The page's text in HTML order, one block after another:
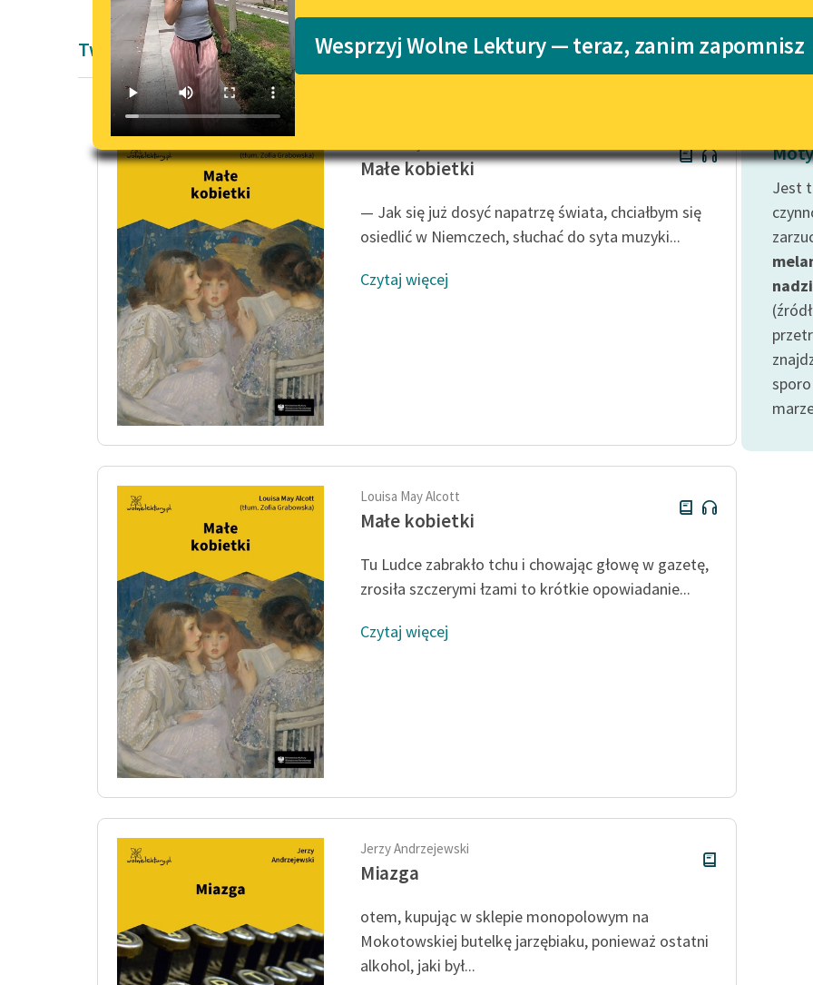
Lektury szkolne i klasyka
literatury do słuchania dla
E-kolekcja lektur szkolnych i
literatury do słuchania dla
niepełnosprawnościami
Feministyczne inspiracje.
Popularyzacja skandynawskiej
Katalog
Katalog w
Wesprzyj Wolne Lektury — teraz, zanim zapomnisz
Twórczość
Małe kobietki
— Jak się już dosyć napatrzę świata, chciałbym się
osiedlić w Niemczech, słuchać do syta muzyki...
Czytaj więcej
Louisa May Alcott
Małe kobietki
Tu Ludce zabrakło tchu i chowając głowę w gazetę,
zrosiła szczerymi łzami to krótkie opowiadanie...
Czytaj więcej
Jerzy Andrzejewski
Miazga
otem, kupując w sklepie monopolowym na
Mokotowskiej butelkę jarzębia­ku, ponieważ ostatni
alkohol, jaki był...
Jest